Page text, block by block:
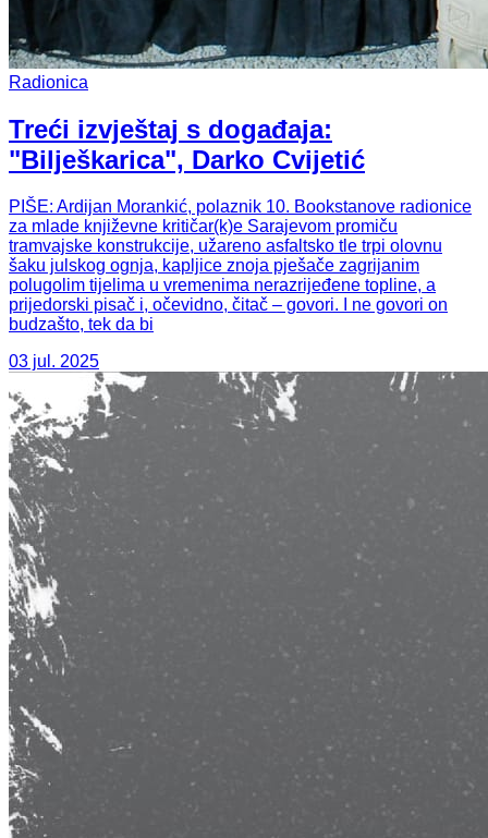
Radionica
Treći izvještaj s događaja:
"Bilješkarica", Darko Cvijetić
PIŠE: Ardijan Morankić, polaznik 10. Bookstanove radionice
za mlade književne kritičar(k)e Sarajevom promiču
tramvajske konstrukcije, užareno asfaltsko tle trpi olovnu
šaku julskog ognja, kapljice znoja pješače zagrijanim
polugolim tijelima u vremenima nerazrijeđene topline, a
prijedorski pisač i, očevidno, čitač – govori. I ne govori on
budzašto, tek da bi
03 jul. 2025